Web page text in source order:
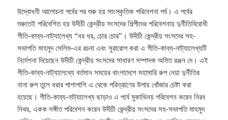
উদ্বোধনী আলোচনা পর্বের পর শুরু হয় সাংস্কৃতিক পরিবেশনা পর্ব। এ পর্বের
শুরুতেই পরিবেশিত হয় উদীচী কেন্দ্রীয় সংসদের শিল্পীদের পরিবেশনায় দুর্নীতিবিরোধী
গীতি-কাব্য-নাট্যালেখ্য “ধর ধর, চোর চোর”। উদীচী কেন্দ্রীয় সংসদের সহ-
সভাপতি মাহমুদ সেলিম-এর রচনা এবং সুরারোপ করা এ গীতি-কাব্য-নাট্যালেখ্যটি
নির্দেশনা দিয়েছেন উদীচী কেন্দ্রীয় সংসদের সাধারণ সম্পাদক অমিত রঞ্জন দে। এই
গীতি-কাব্য-নাট্যালেখ্যে বর্তমান সময়ের বাংলাদেশে মহামারি রুপ নেয়া দুর্নীতির
নানা রুপ তুলে ধরার পাশাপাশি এ থেকে পরিত্রাণের উপায় খোঁজার চেষ্টা করা
হয়েছে। গীতি-কাব্য-নাট্যালেখ্য ছাড়াও এ পর্বে মুকাভিনয় পরিবেশন করেন নিরব
নিথর, একক সঙ্গীত পরিবেশন করেন উদীচী কেন্দ্রীয় সংসদের সহ-সভাপতি মাহমুদ